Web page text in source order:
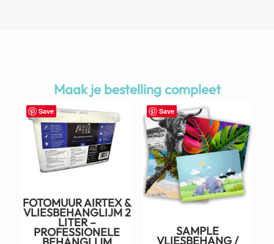
Maak je bestelling compleet
Save
FOTOMUUR AIRTEX &
VLIESBEHANGLIJM 2
LITER –
PROFESSIONELE
Save
SAMPLE
VLIESBEHANG /